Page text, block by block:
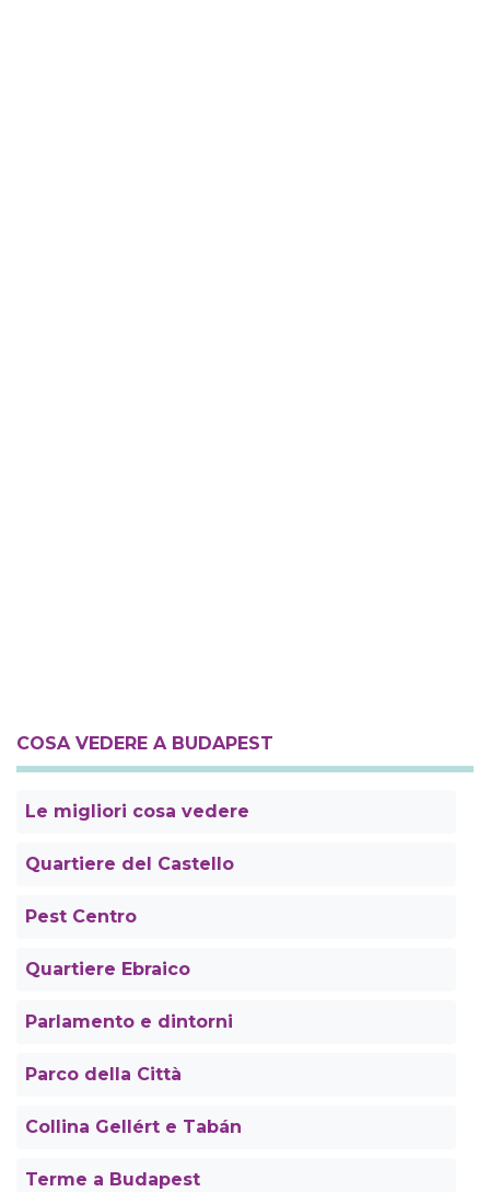
COSA VEDERE A BUDAPEST
Le migliori cosa vedere
Quartiere del Castello
Pest Centro
Quartiere Ebraico
Parlamento e dintorni
Parco della Città
Collina Gellért e Tabán
Terme a Budapest